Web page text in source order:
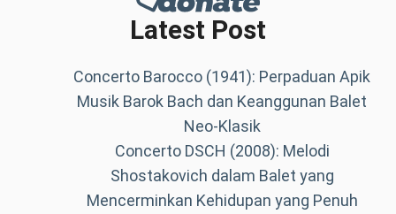
Latest Post
Concerto Barocco (1941): Perpaduan Apik
Musik Barok Bach dan Keanggunan Balet
Neo-Klasik
Concerto DSCH (2008): Melodi
Shostakovich dalam Balet yang
Mencerminkan Kehidupan yang Penuh